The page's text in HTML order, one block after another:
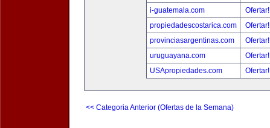
i-guatemala.com
Ofertar!
propiedadescostarica.com
Ofertar!
provinciasargentinas.com
Ofertar!
uruguayana.com
Ofertar!
USApropiedades.com
Ofertar!
<< Categoria Anterior (Ofertas de la Semana)